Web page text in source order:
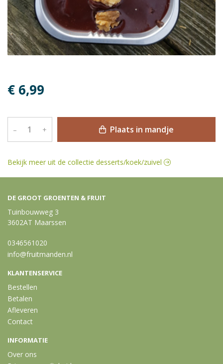
€ 6,99
– + Plaats in mandje
Bekijk meer uit de collectie desserts/koek/zuivel
DE GROOT GROENTEN & FRUIT
Tuinbouwweg 3
3602AT Maarssen
0346561020
info@fruitmanden.nl
KLANTENSERVICE
Bestellen
Betalen
Afleveren
Contact
INFORMATIE
Over ons